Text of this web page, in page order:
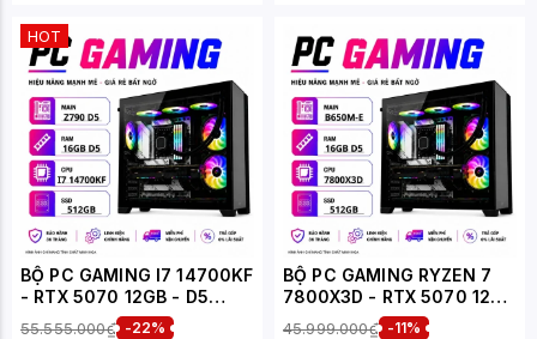
HOT
BỘ PC GAMING I7 14700KF
- RTX 5070 12GB - D5
(XUEPC157-G)
55.555.000₫ -22%
BỘ PC GAMING RYZEN 7
7800X3D - RTX 5070 12GB
(XUEPC249-G)
45.999.000₫ -11%